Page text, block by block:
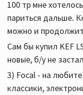
100 тр мне
париться дальше.
можно и
Сам бы купил KEF
новые, б/у не
3) Focal - на
классики,